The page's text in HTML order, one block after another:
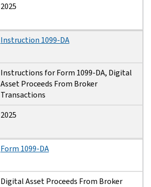
2025
Instruction 1099-DA
Instructions for Form 1099-DA, Digital
Asset Proceeds From Broker
Transactions
2025
Form 1099-DA
Digital Asset Proceeds From Broker